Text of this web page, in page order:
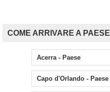
COME ARRIVARE A PAESE
Acerra - Paese
Capo d'Orlando - Paese